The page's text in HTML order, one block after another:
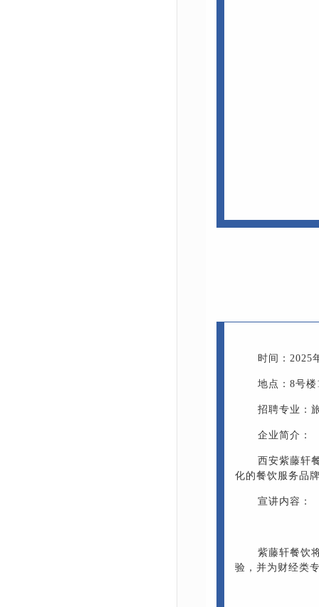
时间：2025
地点：8号楼
招聘专业：
企业简介：
西安紫藤轩
化的餐饮服务品
宣讲内容：
紫藤轩餐饮
验，并为财经类